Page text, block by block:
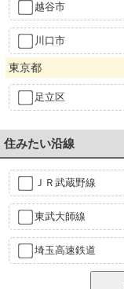
越谷市
川口市
東京都
足立区
住みたい沿線
ＪＲ武蔵野線
東武大師線
埼玉高速鉄道